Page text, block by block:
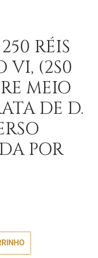
RÉIS
VI, (2S0
MEIO
DE D.
POR